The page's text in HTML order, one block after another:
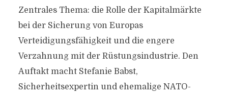
Zentrales Thema: die Rolle der Kapitalmärkte
bei der Sicherung von Europas
Verteidigungsfähigkeit und die engere
Verzahnung mit der Rüstungsindustrie. Den
Auftakt macht Stefanie Babst,
Sicherheitsexpertin und ehemalige NATO-